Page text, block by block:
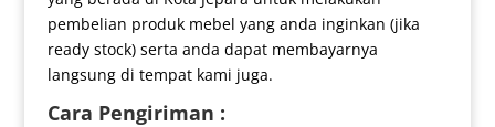
pembelian produk mebel yang anda inginkan (jika
ready stock) serta anda dapat membayarnya
langsung di tempat kami juga.
Cara Pengiriman :